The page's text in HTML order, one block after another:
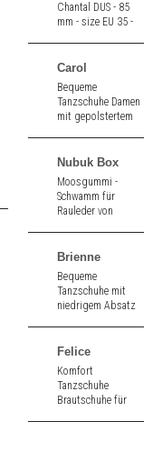
Chantal DUS - 85
mm - size EU 35 -
Carol
Bequeme
Tanzschuhe Damen
mit gepolstertem
Veloursleder und
gold-silberfarbenes
Brokat.
Durchgehende
Sohle. 1,0 cm hoher
Absatz.
Nubuk Box
Moosgummi -
Schwamm für
Rauleder von
Brienne
Bequeme
Tanzschuhe mit
niedrigem Absatz
hoher Absatz.
Felice
Komfort
Tanzschuhe
Brautschuhe für